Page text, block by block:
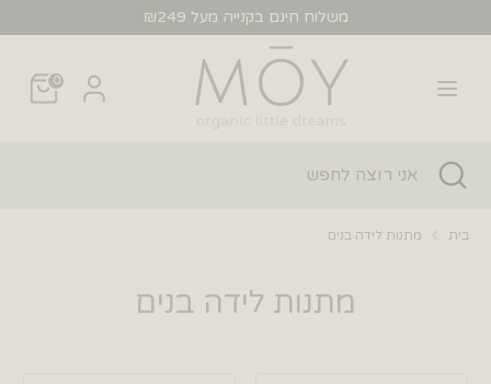
משלוח חינם בקנייה מעל ₪249
0 חפש
חפש
סגור
חיפוש
בית מתנות לידה בנים
מתנות לידה בנים